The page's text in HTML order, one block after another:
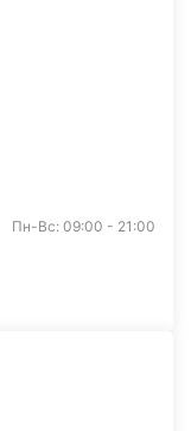
Пн-Вс: 09:00 - 21:00